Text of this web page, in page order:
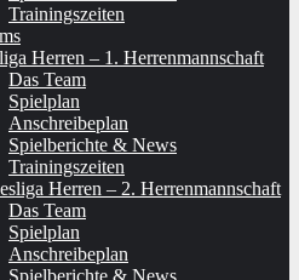
Trainingszeiten
Herren – 1. Herrenmannschaft
Das Team
Spielplan
Anschreibeplan
Spielberichte & News
Trainingszeiten
Herren – 2. Herrenmannschaft
Das Team
Spielplan
Anschreibeplan
Spielberichte & News